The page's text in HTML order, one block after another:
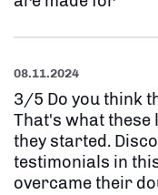
08.11.2024
3/5 Do you think
That's what
they started.
testimonials in
overcame their